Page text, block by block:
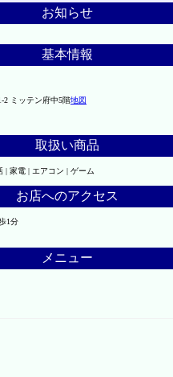
お知らせ
基本情報
2 ミッテン府中5階地図
取扱い商品
| 家電 | エアコン | ゲーム
お店へのアクセス
1分
メニュー